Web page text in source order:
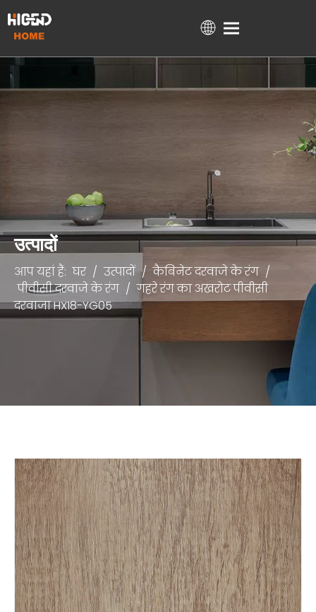
घर
उत्पादों
ब्लॉग
संपर्क
उत्पादों
आप यहां हैं: घर / उत्पादों / कैबिनेट दरवाजे के रंग /
पीवीसी दरवाजे के रंग / गहरे रंग का अखरोट पीवीसी
दरवाजा HX18-YG05